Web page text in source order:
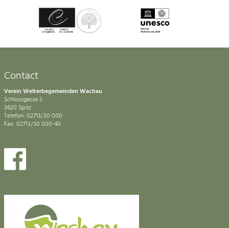
Contact
Verein Welterbegemeinden Wachau
Schlossgasse 3
3620 Spitz
Telefon: 02713/30 000
Fax: 02713/30 000-40